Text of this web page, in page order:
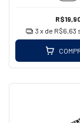
3 x de R$6,63